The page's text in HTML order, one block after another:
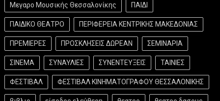
Μεγαρο Μουσικής Θεσσαλονίκης ΠΑΙΔΙ
ΠΑΙΔΙΚΟ ΘΕΑΤΡΟ ΠΕΡΙΦΕΡΕΙΑ ΚΕΝΤΡΙΚΗΣ ΜΑΚΕΔΟΝΙΑΣ
ΠΡΕΜΙΕΡΕΣ ΠΡΟΣΚΛΗΣΕΙΣ ΔΩΡΕΑΝ ΣΕΜΙΝΑΡΙΑ
ΣΙΝΕΜΑ ΣΥΝΑΥΛΙΕΣ ΣΥΝΕΝΤΕΥΞΕΙΣ ΤΑΙΝΙΕΣ
ΦΕΣΤΙΒΑΛ ΦΕΣΤΙΒΑΛ ΚΙΝΗΜΑΤΟΓΡΑΦΟΥ ΘΕΣΣΑΛΟΝΙΚΗΣ